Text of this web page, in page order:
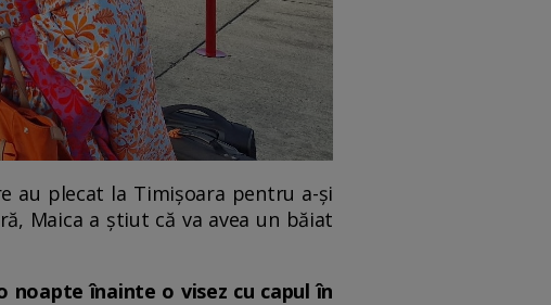
au plecat la Timișoara pentru a-și
Maica a știut că va avea un băiat
noapte înainte o visez cu capul în